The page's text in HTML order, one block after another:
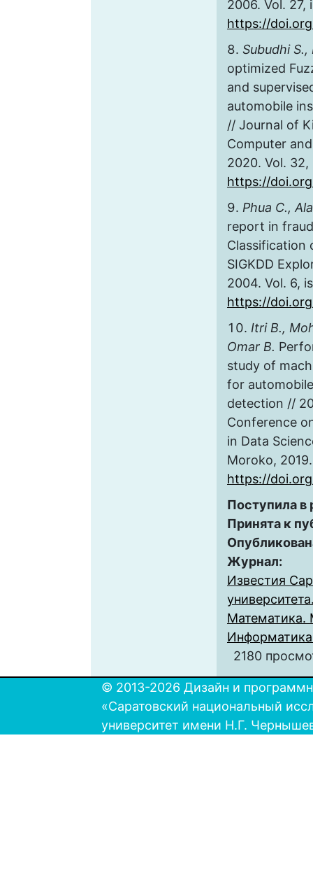
2006. Vol. 27,
https://
Subudhi S.,
optimized
and
automobile
// Journal of
Computer
2020. Vol. 32,
https://
Phua C.,
report in
Classification
SIGKDD
2004. Vol. 6,
https://
Itri B.,
Omar B.
study of
for
detection //
Conference
in Data
Moroko, 2019.
https://
Поступила
Принята к
Журнал:
Известия
Математика.
2180
© 2013-2026 Дизайн и
«Саратовский национальный
университет имени Н.Г.